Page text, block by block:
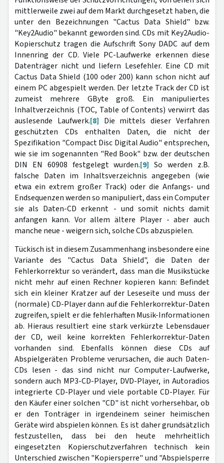
mittlerweile zwei auf dem Markt durchgesetzt haben, die
unter den Bezeichnungen "Cactus Data Shield" bzw.
"Key2Audio" bekannt geworden sind. CDs mit Key2Audio-
Kopierschutz tragen die Aufschrift Sony DADC auf dem
Innenring der CD. Viele PC-Laufwerke erkennen diese
Datenträger nicht und liefern Lesefehler. Eine CD mit
Cactus Data Shield (100 oder 200) kann schon nicht auf
einem PC abgespielt werden. Der letzte Track der CD ist
zumeist mehrere GByte groß. Ein manipuliertes
Inhaltverzeichnis (TOC, Table of Contents) verwirrt das
auslesende Laufwerk.[8] Die mittels dieser Verfahren
geschützten CDs enthalten Daten, die nicht der
Spezifikation "Compact Disc Digital Audio" entsprechen,
wie sie im sogenannten "Red Book" bzw. der deutschen
DIN EN 60908 festgelegt wurden.[9] So werden z.B.
falsche Daten im Inhaltsverzeichnis angegeben (wie
etwa ein extrem großer Track) oder die Anfangs- und
Endsequenzen werden so manipuliert, dass ein Computer
sie als Daten-CD erkennt - und somit nichts damit
anfangen kann. Vor allem ältere Player - aber auch
manche neue - weigern sich, solche CDs abzuspielen.
Tückisch ist in diesem Zusammenhang insbesondere eine
Variante des "Cactus Data Shield", die Daten der
Fehlerkorrektur so verändert, dass man die Musikstücke
nicht mehr auf einen Rechner kopieren kann: Befindet
sich ein kleiner Kratzer auf der Leseseite und muss der
(normale) CD-Player dann auf die Fehlerkorrektur-Daten
zugreifen, spielt er die fehlerhaften Musik-Informationen
ab. Hieraus resultiert eine stark verkürzte Lebensdauer
der CD, weil keine korrekten Fehlerkorrektur-Daten
vorhanden sind. Ebenfalls können diese CDs auf
Abspielgeräten Probleme verursachen, die auch Daten-
CDs lesen - das sind nicht nur Computer-Laufwerke,
sondern auch MP3-CD-Player, DVD-Player, in Autoradios
integrierte CD-Player und viele portable CD-Player. Für
den Käufer einer solchen "CD" ist nicht vorhersehbar, ob
er den Tonträger in irgendeinem seiner heimischen
Geräte wird abspielen können. Es ist daher grundsätzlich
festzustellen, dass bei den heute mehrheitlich
eingesetzten Kopierschutzverfahren technisch kein
Unterschied zwischen "Kopiersperre" und "Abspielsperre